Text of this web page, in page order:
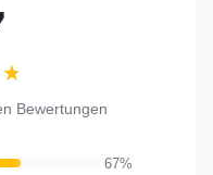
Bewertungen
67%